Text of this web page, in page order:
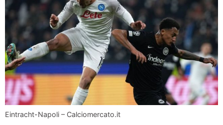
Eintracht-Napoli – Calciomercato.it